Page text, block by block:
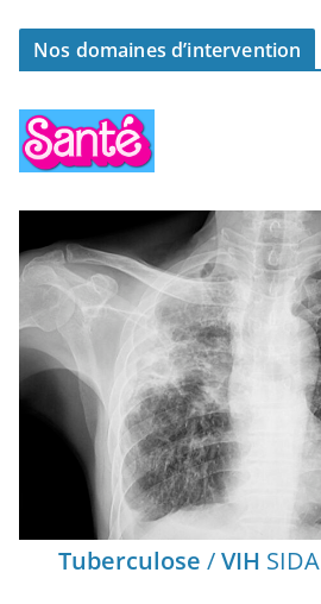
Nos domaines d’intervention
Tuberculose /VIH SIDA